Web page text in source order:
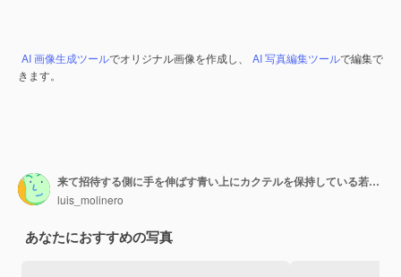
AI 画像生成ツールでオリジナル画像を作成し、 AI 写真編集ツールで編集で
きます。
来て招待する側に手を伸ばす青い上にカクテルを保持している若い男
luis_molinero
あなたにおすすめの写真